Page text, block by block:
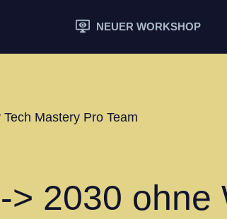
NEUER WORKSHOP
Tech Mastery Pro Team
2030 ohne